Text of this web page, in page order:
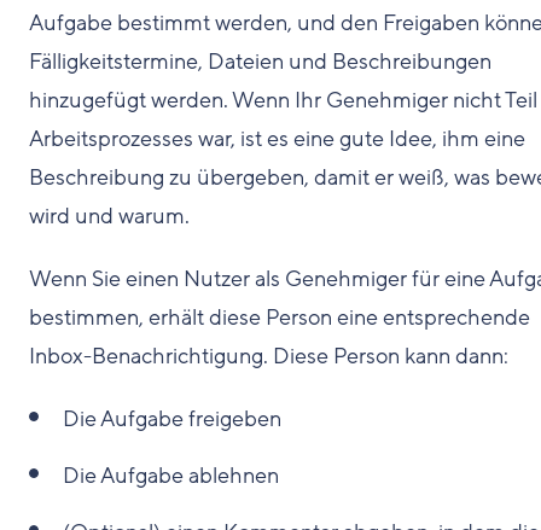
Aufgabe bestimmt werden, und den Freigaben
Fälligkeitstermine, Dateien und Beschreibungen
hinzugefügt werden. Wenn Ihr Genehmiger nicht
Arbeitsprozesses war, ist es eine gute Idee, ihm eine
Beschreibung zu übergeben, damit er weiß, was
wird und warum.
Wenn Sie einen Nutzer als Genehmiger für eine
bestimmen, erhält diese Person eine entsprechende
Inbox-Benachrichtigung. Diese Person kann dann:
Die Aufgabe freigeben
Die Aufgabe ablehnen